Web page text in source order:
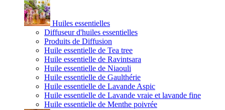
Huiles essentielles
Diffuseur d'huiles essentielles
Produits de Diffusion
Huile essentielle de Tea tree
Huile essentielle de Ravintsara
Huile essentielle de Niaouli
Huile essentielle de Gaulthérie
Huile essentielle de Lavande Aspic
Huile essentielle de Lavande vraie et lavande fine
Huile essentielle de Menthe poivrée